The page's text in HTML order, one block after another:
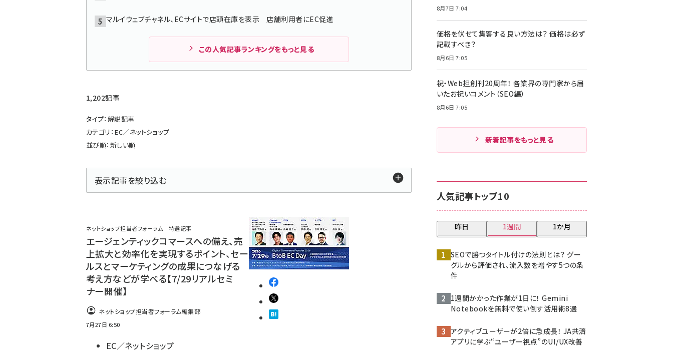
マルイウェブチャネル、ECサイトで店頭在庫を表示 店舗利用者にEC促進
この人気記事ランキングをもっと見る
1,202記事
タイプ：解説記事
カテゴリ：EC／ネットショップ
並び順：新しい順
表示記事を絞り込む
ネットショップ担当者フォーラム 特選記事
エージェンティックコマースへの備え、売
上拡大と効率化を実現するポイント、セー
ルスとマーケティングの成果につなげる
考え方などが学べる【7/29リアルセミ
ナー開催】
ネットショップ担当者フォーラム編集部
7月27日 6:50
EC／ネットショップ
8月7日 7:04
価格を伏せて集客する良い方法は？ 価格は必ず
記載すべき？
8月6日 7:05
祝・Web担創刊20周年！ 各業界の専門家から届
いたお祝いコメント（SEO編）
8月6日 7:05
新着記事をもっと見る
人気記事トップ10
昨日 1週間 1か月
SEOで勝つタイトル付けの法則とは？ グー
グルから評価され、流入数を増やす5つの条
件
1週間かかった作業が1日に！ Gemini
Notebookを無料で使い倒す活用術8選
アクティブユーザーが2倍に急成長！ JA共済
アプリに学ぶ“ユーザー視点”のUI/UX改善